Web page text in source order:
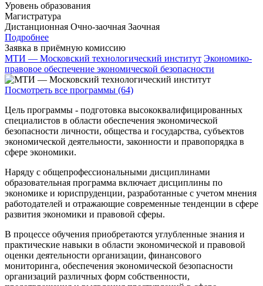
Уровень образования
Магистратура
Дистанционная Очно-заочная Заочная
Подробнее
Заявка в приёмную комиссию
МТИ — Московский технологический институт Экономико-
правовое обеспечение экономической безопасности
Посмотреть все программы (64)
Цель программы - подготовка высококвалифицированных
специалистов в области обеспечения экономической
безопасности личности, общества и государства, субъектов
экономической деятельности, законности и правопорядка в
сфере экономики.
Наряду с общепрофессиональными дисциплинами
образовательная программа включает дисциплины по
экономике и юриспруденции, разработанные с учетом мнения
работодателей и отражающие современные тенденции в сфере
развития экономики и правовой сферы.
В процессе обучения приобретаются углубленные знания и
практические навыки в области экономической и правовой
оценки деятельности организации, финансового
мониторинга, обеспечения экономической безопасности
организаций различных форм собственности,